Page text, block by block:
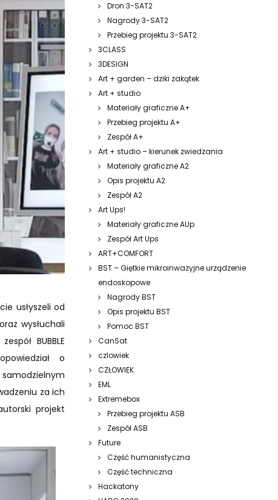
usłyszeli od
wysłuchali
BUBBLE
o
za ich
projekt
Dron 3-SAT2
Nagrody 3-SAT2
Przebieg projektu 3-SAT2
3CLASS
3DESIGN
Art + garden – dziki zakątek
Art + studio
Materiały graficzne A+
Przebieg projektu A+
Zespół A+
Art + studio – kierunek zwiedzania
Materiały graficzne A2
Opis projektu A2
Zespół A2
Art Ups!
Materiały graficzne AUp
Zespół Art Ups
ART+COMFORT
BST – Giętkie mikroinwazyjne urządzenie
endoskopowe
Nagrody BST
Opis projektu BST
Pomoc BST
CanSat
czlowiek
CZŁOWIEK
EML
Extremebox
Przebieg projektu ASB
Zespół ASB
Future
Część humanistyczna
Część techniczna
Hackatony